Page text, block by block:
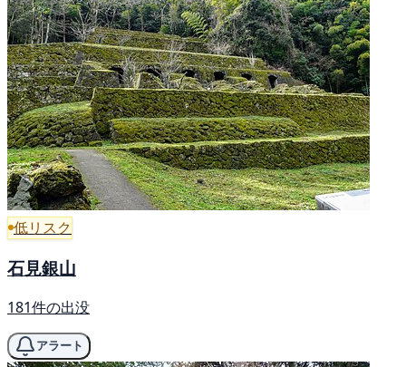
低リスク
石見銀山
181件の出没
アラート